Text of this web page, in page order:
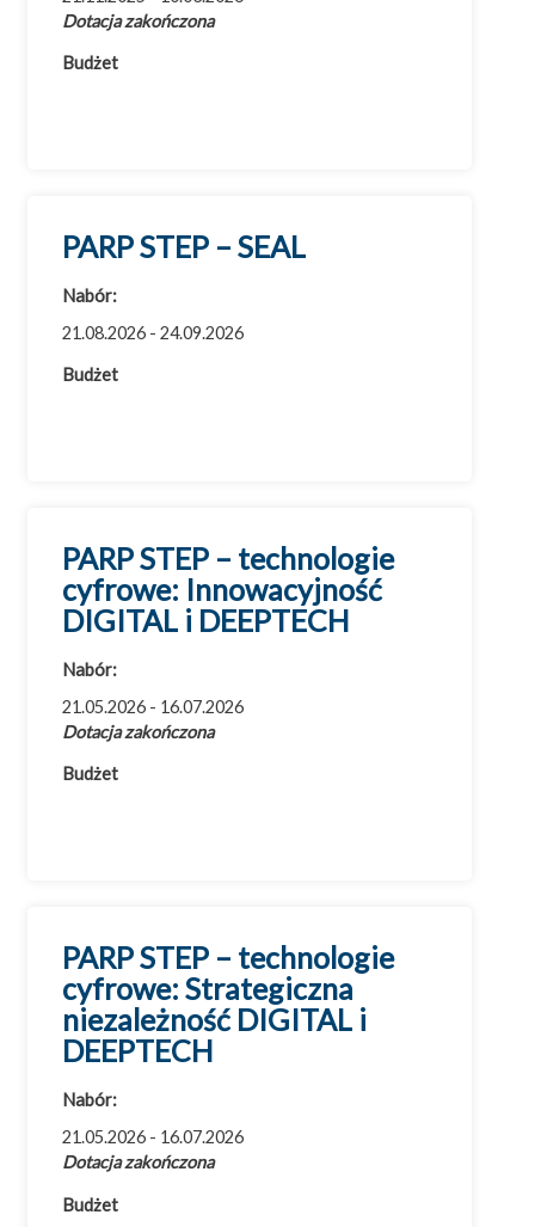
Dotacja zakończona
Budżet
PARP STEP – SEAL
Nabór:
21.08.2026 - 24.09.2026
Budżet
PARP STEP – technologie
cyfrowe: Innowacyjność
DIGITAL i DEEPTECH
Nabór:
21.05.2026 - 16.07.2026
Dotacja zakończona
Budżet
PARP STEP – technologie
cyfrowe: Strategiczna
niezależność DIGITAL i
DEEPTECH
Nabór:
21.05.2026 - 16.07.2026
Dotacja zakończona
Budżet